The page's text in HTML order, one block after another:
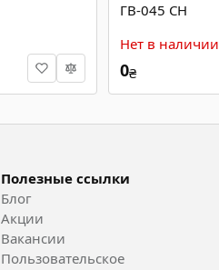
ГВ-045 СН
Нет в наличии
0₴
Полезные ссылки
Блог
Акции
Вакансии
Пользовательское